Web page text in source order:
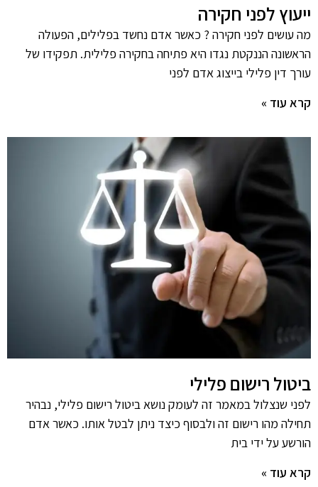
ייעוץ לפני חקירה
מה עושים לפני חקירה ? כאשר אדם נחשד בפלילים, הפעולה
הראשונה הננקטת נגדו היא פתיחה בחקירה פלילית. תפקידו של
עורך דין פלילי בייצוג אדם לפני
קרא עוד »
ביטול רישום פלילי
לפני שנצלול במאמר זה לעומק נושא ביטול רישום פלילי, נבהיר
תחילה מהו רישום זה ולבסוף כיצד ניתן לבטל אותו. כאשר אדם
הורשע על ידי בית
קרא עוד »